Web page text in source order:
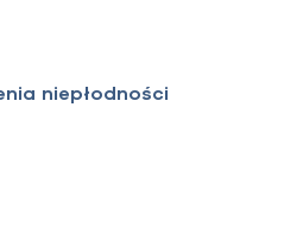
niepłodności